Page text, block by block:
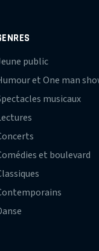
public
et One man
musicaux
et boulevard